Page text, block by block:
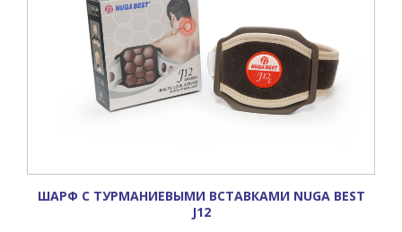
ШАРФ С ТУРМАНИЕВЫМИ ВСТАВКАМИ NUGA BEST
J12